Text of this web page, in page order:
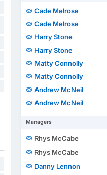
Cade Melrose
Cade Melrose
Harry Stone
Harry Stone
Matty Connolly
Matty Connolly
Andrew McNeil
Andrew McNeil
Managers
Rhys McCabe
Rhys McCabe
Danny Lennon